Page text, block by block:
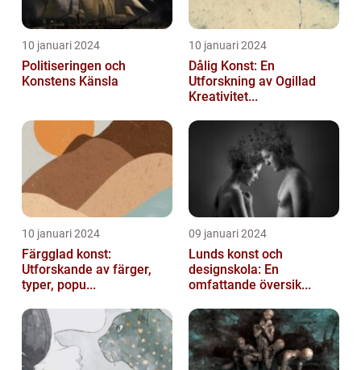
10 januari 2024
Politiseringen och
Konstens Känsla
10 januari 2024
Dålig Konst: En
Utforskning av Ogillad
Kreativitet...
10 januari 2024
Färgglad konst:
Utforskande av färger,
typer, popu...
09 januari 2024
Lunds konst och
designskola: En
omfattande översik...